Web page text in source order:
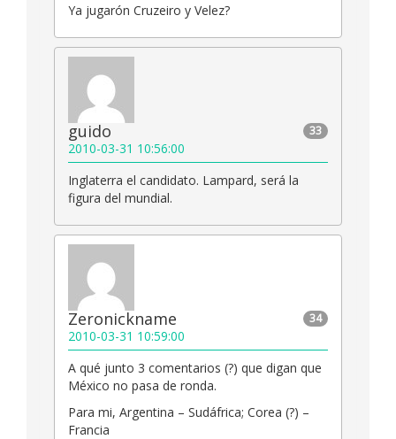
Ya jugarón Cruzeiro y Velez?
33
guido
2010-03-31 10:56:00
Inglaterra el candidato. Lampard, será la
figura del mundial.
34
Zeronickname
2010-03-31 10:59:00
A qué junto 3 comentarios (?) que digan que
México no pasa de ronda.
Para mi, Argentina – Sudáfrica; Corea (?) –
Francia